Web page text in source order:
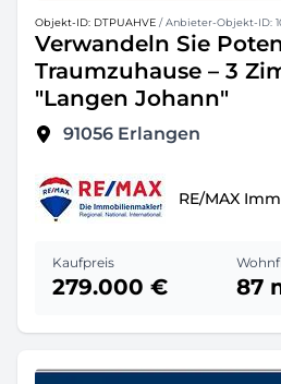
Objekt-ID: DTPUAHVE / Anbieter-Objekt-ID:
Verwandeln Sie
Traumzuhause – 3
"Langen Johann"
91056 Erlangen
RE/MAX
Kaufpreis
279.000 € 87